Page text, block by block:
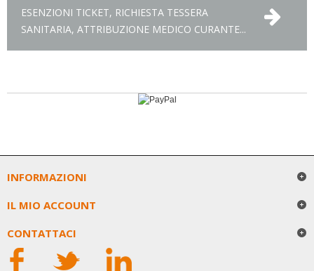
ESENZIONI TICKET, RICHIESTA TESSERA
SANITARIA, ATTRIBUZIONE MEDICO CURANTE...
INFORMAZIONI
IL MIO ACCOUNT
CONTATTACI